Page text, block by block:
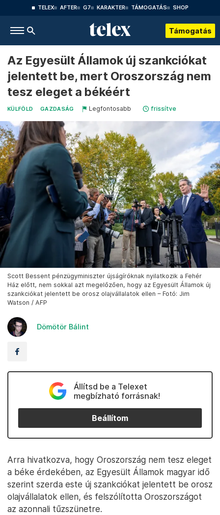
TELEX AFTER G7 KARAKTER TÁMOGATÁS SHOP
Támogatás
Az Egyesült Államok új szankciókat
jelentett be, mert Oroszország nem
tesz eleget a békéért
KÜLFÖLD GAZDASÁG Legfontosabb frissítve
Scott Bessent pénzügyminiszter újságíróknak nyilatkozik a Fehér
Ház előtt, nem sokkal azt megelőzően, hogy az Egyesült Államok új
szankciókat jelentett be orosz olajvállalatok ellen – Fotó: Jim
Watson / AFP
Dömötör Bálint
Állítsd be a Telexet
megbízható forrásnak!
Beállítom
Arra hivatkozva, hogy Oroszország nem tesz eleget
a béke érdekében, az Egyesült Államok magyar idő
szerint szerda este új szankciókat jelentett be orosz
olajvállalatok ellen, és felszólította Oroszországot
az azonnali tűzszünetre.